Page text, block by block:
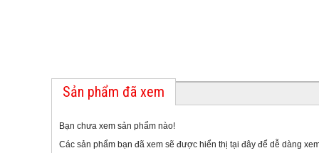
Sản phẩm đã xem
Bạn chưa xem sản phẩm nào!
Các sản phẩm bạn đã xem sẽ được hiển thị tại đây để dễ dàng